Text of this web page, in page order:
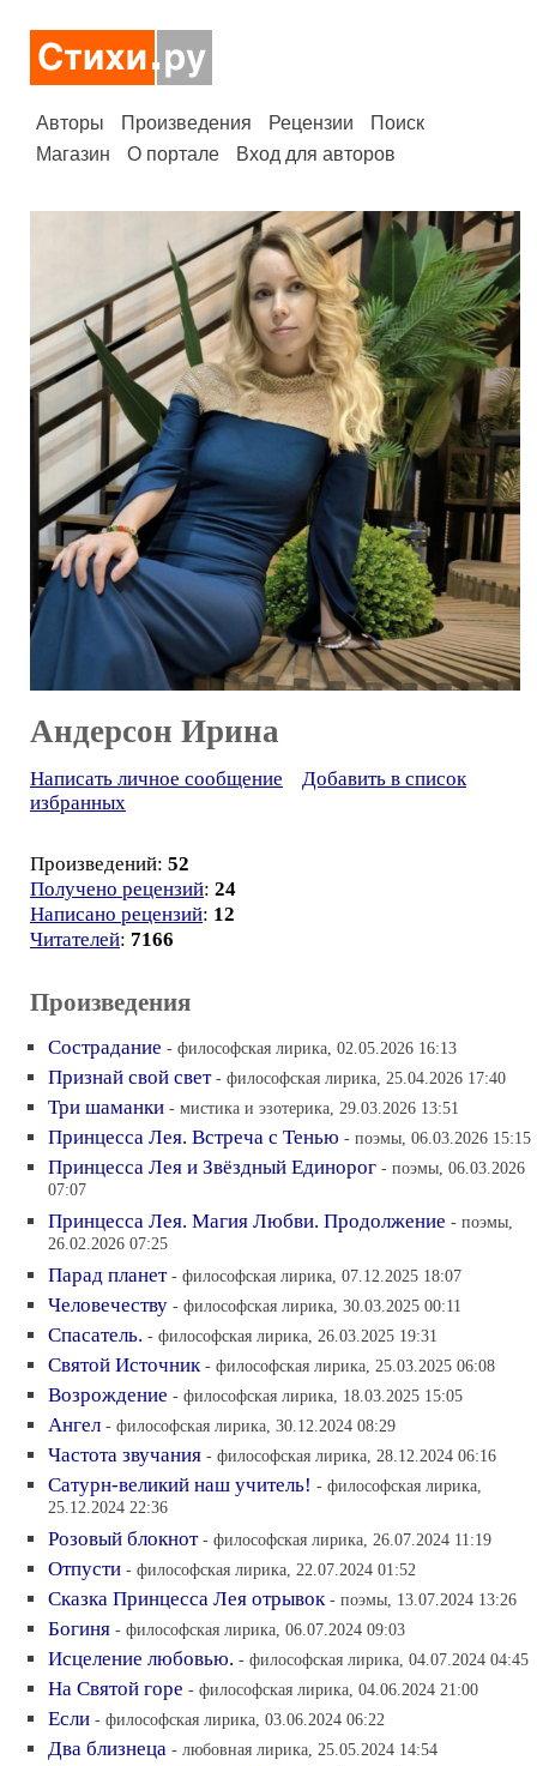
Авторы Произведения Рецензии
Поиск
Магазин
О портале Вход для авторов
Андерсон Ирина
Написать личное сообщение
Добавить в список
избранных
Произведений: 52
Получено рецензий: 24
Написано рецензий: 12
Читателей: 7166
Произведения
Сострадание - философская лирика, 02.05.2026 16:13
Признай свой свет - философская лирика, 25.04.2026 17:40
Три шаманки - мистика и эзотерика, 29.03.2026 13:51
Принцесса Лея. Встреча с Тенью - поэмы, 06.03.2026 15:15
Принцесса Лея и Звёздный Единорог - поэмы, 06.03.2026
07:07
Принцесса Лея. Магия Любви. Продолжение - поэмы,
26.02.2026 07:25
Парад планет - философская лирика, 07.12.2025 18:07
Человечеству - философская лирика, 30.03.2025 00:11
Спасатель. - философская лирика, 26.03.2025 19:31
Святой Источник - философская лирика, 25.03.2025 06:08
Возрождение - философская лирика, 18.03.2025 15:05
Ангел - философская лирика, 30.12.2024 08:29
Частота звучания - философская лирика, 28.12.2024 06:16
Сатурн-великий наш учитель! - философская лирика,
25.12.2024 22:36
Розовый блокнот - философская лирика, 26.07.2024 11:19
Отпусти - философская лирика, 22.07.2024 01:52
Сказка Принцесса Лея отрывок - поэмы, 13.07.2024 13:26
Богиня - философская лирика, 06.07.2024 09:03
Исцеление любовью. - философская лирика, 04.07.2024 04:45
На Святой горе - философская лирика, 04.06.2024 21:00
Если - философская лирика, 03.06.2024 06:22
Два близнеца - любовная лирика, 25.05.2024 14:54